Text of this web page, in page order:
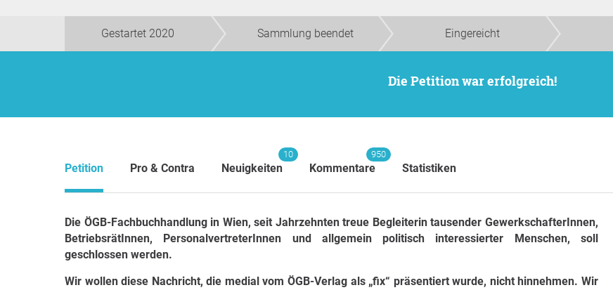
Gestartet 2020 Sammlung beendet Eingereicht
Die Petition war erfolgreich!
Petition Pro & Contra Neuigkeiten
10
Kommentare
950
Statistiken
Die ÖGB-Fachbuchhandlung in Wien, seit Jahrzehnten treue Begleiterin tausender GewerkschafterInnen,
BetriebsrätInnen, PersonalvertreterInnen und allgemein politisch interessierter Menschen, soll
geschlossen werden.
Wir wollen diese Nachricht, die medial vom ÖGB-Verlag als „fix“ präsentiert wurde, nicht hinnehmen. Wir